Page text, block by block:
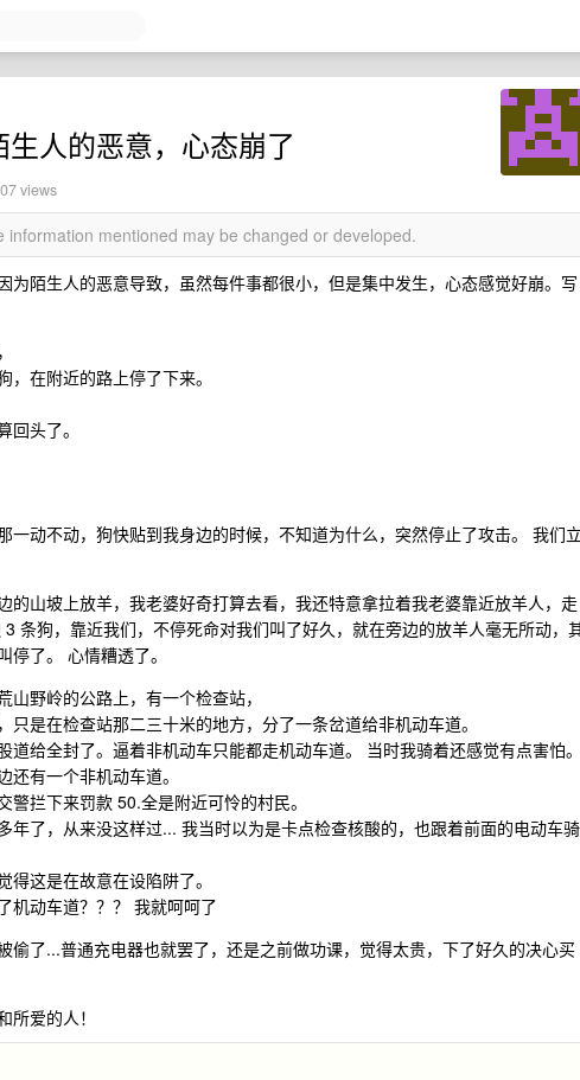
人的恶意，心态崩了
views
mentioned may be changed or developed.
为陌生人的恶意导致，虽然每件事都很小，但是集中发生，心态感觉好崩。写
在附近的路上停了下来。
头了。
一动不动，狗快贴到我身边的时候，不知道为什么，突然停止了攻击。 我们
的山坡上放羊，我老婆好奇打算去看，我还特意拿拉着我老婆靠近放羊人，走
条狗，靠近我们，不停死命对我们叫了好久，就在旁边的放羊人毫无所动，
了。 心情糟透了。
野岭的公路上，有一个检查站，
是在检查站那二三十米的地方，分了一条岔道给非机动车道。
道给全封了。逼着非机动车只能都走机动车道。 当时我骑着还感觉有点害怕
有一个非机动车道。
拦下来罚款 50.全是附近可怜的村民。
年了，从来没这样过... 我当时以为是卡点检查核酸的，也跟着前面的电动车骑
这是在故意在设陷阱了。
机动车道？？？ 我就呵呵了
偷了...普通充电器也就罢了，还是之前做功课，觉得太贵，下了好久的决心买
爱的人！